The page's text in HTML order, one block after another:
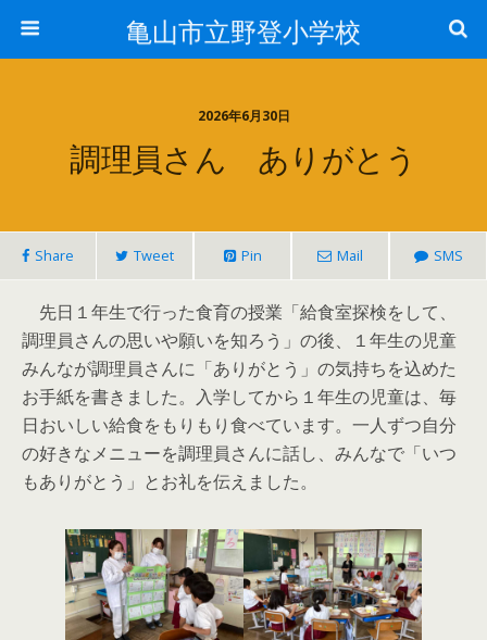
亀山市立野登小学校
2026年6月30日
調理員さん ありがとう
Share Tweet Pin Mail SMS
先日１年生で行った食育の授業「給食室探検をして、
調理員さんの思いや願いを知ろう」の後、１年生の児童
みんなが調理員さんに「ありがとう」の気持ちを込めた
お手紙を書きました。入学してから１年生の児童は、毎
日おいしい給食をもりもり食べています。一人ずつ自分
の好きなメニューを調理員さんに話し、みんなで「いつ
もありがとう」とお礼を伝えました。